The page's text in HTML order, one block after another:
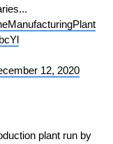
12, 2020
plant run by